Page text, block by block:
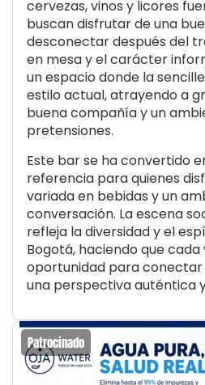
cervezas, vinos y licores
buscan disfrutar de una
desconectar después del
en mesa y el carácter
un espacio donde la
estilo actual, atrayendo a
buena compañía y un
pretensiones.
Este bar se ha convertido
referencia para quienes
variada en bebidas y un
conversación. La escena
refleja la diversidad y el
Bogotá, haciendo que cada
oportunidad para conectar
una perspectiva auténtica
Patrocinado